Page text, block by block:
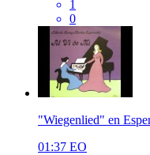
1
0
"Wiegenlied" en
01:37 EO